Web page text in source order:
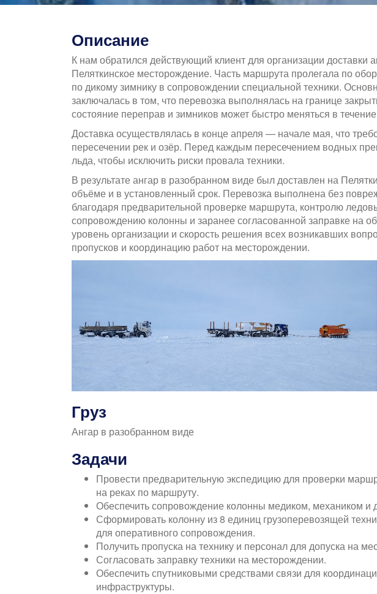
Описание
К нам обратился действующий клиент для организации доставки
Пеляткинское месторождение. Часть маршрута пролегала по
по дикому зимнику в сопровождении специальной техники.
заключалась в том, что перевозка выполнялась на границе
состояние переправ и зимников может быстро меняться в течение
Доставка осуществлялась в конце апреля — начале мая, что
пересечении рек и озёр. Перед каждым пересечением водных
льда, чтобы исключить риски провала техники.
В результате ангар в разобранном виде был доставлен на
объёме и в установленный срок. Перевозка выполнена без
благодаря предварительной проверке маршрута, контролю
сопровождению колонны и заранее согласованной заправке на
уровень организации и скорость решения всех возникавших
пропусков и координацию работ на месторождении.
Груз
Ангар в разобранном виде
Задачи
Провести предварительную экспедицию для проверки
на реках по маршруту.
Обеспечить сопровождение колонны медиком, механиком и
Сформировать колонну из 8 единиц грузоперевозящей
для оперативного сопровождения.
Получить пропуска на технику и персонал для допуска на
Согласовать заправку техники на месторождении.
Обеспечить спутниковыми средствами связи для
инфраструктуры.